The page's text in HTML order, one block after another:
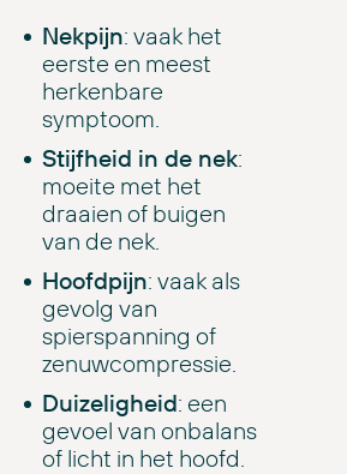
Nekpijn: vaak het
eerste en meest
herkenbare
symptoom.
Stijfheid in de nek:
moeite met het
draaien of buigen
van de nek.
Hoofdpijn: vaak als
gevolg van
spierspanning of
zenuwcompressie.
Duizeligheid: een
gevoel van onbalans
of licht in het hoofd.